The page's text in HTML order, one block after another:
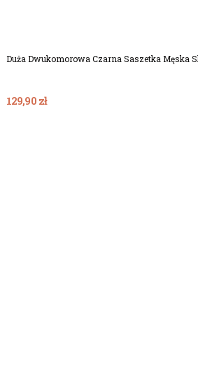
Duża Dwukomorowa Czarna Saszetka Męska
129,90 zł